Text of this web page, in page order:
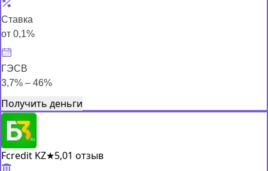
Ставка
от 0,1%
ГЭСВ
3,7% – 46%
Получить деньги
Fcredit KZ★5,01 отзыв